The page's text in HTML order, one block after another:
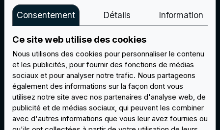
Calculer
Consentement Détails Information
Ce site web utilise des cookies
Nous utilisons des cookies pour personnaliser le contenu
et les publicités, pour fournir des fonctions de médias
sociaux et pour analyser notre trafic. Nous partageons
également des informations sur la façon dont vous
utilisez notre site avec nos partenaires d'analyse web, de
publicité et de médias sociaux, qui peuvent les combiner
avec d'autres informations que vous leur avez fournies ou